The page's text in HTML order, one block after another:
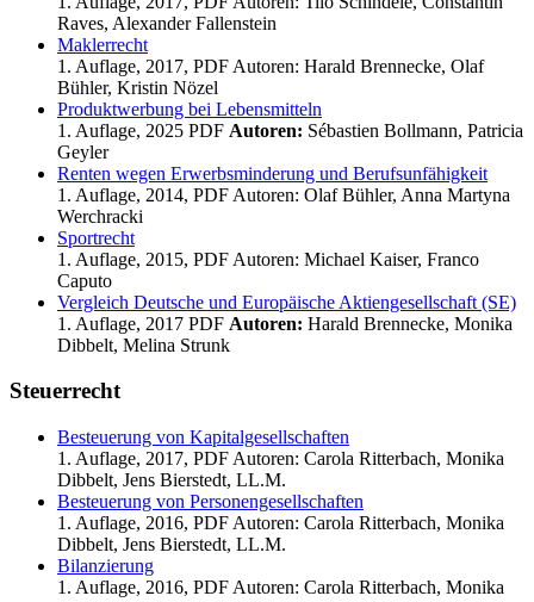
Raves, Alexander Fallenstein
Maklerrecht
1. Auflage, 2017, PDF Autoren: Harald Brennecke, Olaf
Bühler, Kristin Nözel
Produktwerbung bei Lebensmitteln
1. Auflage, 2025 PDF Autoren: Sébastien Bollmann, Patricia
Geyler
Renten wegen Erwerbsminderung und Berufsunfähigkeit
1. Auflage, 2014, PDF Autoren: Olaf Bühler, Anna Martyna
Werchracki
Sportrecht
1. Auflage, 2015, PDF Autoren: Michael Kaiser, Franco
Caputo
Vergleich Deutsche und Europäische Aktiengesellschaft (SE)
1. Auflage, 2017 PDF Autoren: Harald Brennecke, Monika
Dibbelt, Melina Strunk
Steuerrecht
Besteuerung von Kapitalgesellschaften
1. Auflage, 2017, PDF Autoren: Carola Ritterbach, Monika
Dibbelt, Jens Bierstedt, LL.M.
Besteuerung von Personengesellschaften
1. Auflage, 2016, PDF Autoren: Carola Ritterbach, Monika
Dibbelt, Jens Bierstedt, LL.M.
Bilanzierung
1. Auflage, 2016, PDF Autoren: Carola Ritterbach, Monika